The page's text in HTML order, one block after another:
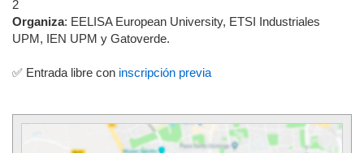
2
Organiza: EELISA European University, ETSI Industriales
UPM, IEN UPM y Gatoverde.
✅ Entrada libre con inscripción previa